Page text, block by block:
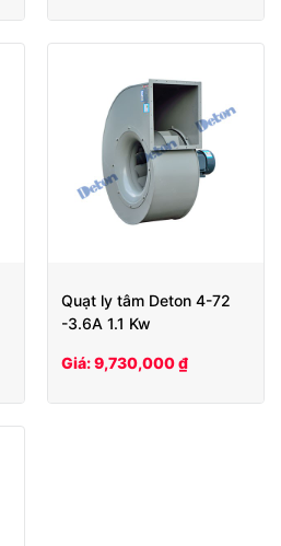
Quạt ly tâm Deton 4-72
-3.6A 1.1 Kw
Giá: 9,730,000 ₫